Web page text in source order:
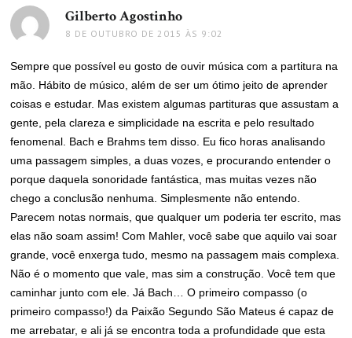
Gilberto Agostinho
8 DE OUTUBRO DE 2015 ÀS 9:02
Sempre que possível eu gosto de ouvir música com a partitura na
mão. Hábito de músico, além de ser um ótimo jeito de aprender
coisas e estudar. Mas existem algumas partituras que assustam a
gente, pela clareza e simplicidade na escrita e pelo resultado
fenomenal. Bach e Brahms tem disso. Eu fico horas analisando
uma passagem simples, a duas vozes, e procurando entender o
porque daquela sonoridade fantástica, mas muitas vezes não
chego a conclusão nenhuma. Simplesmente não entendo.
Parecem notas normais, que qualquer um poderia ter escrito, mas
elas não soam assim! Com Mahler, você sabe que aquilo vai soar
grande, você enxerga tudo, mesmo na passagem mais complexa.
Não é o momento que vale, mas sim a construção. Você tem que
caminhar junto com ele. Já Bach… O primeiro compasso (o
primeiro compasso!) da Paixão Segundo São Mateus é capaz de
me arrebatar, e ali já se encontra toda a profundidade que esta